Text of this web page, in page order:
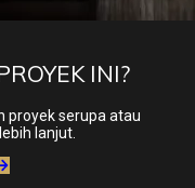
INI?
proyek serupa atau
lanjut.